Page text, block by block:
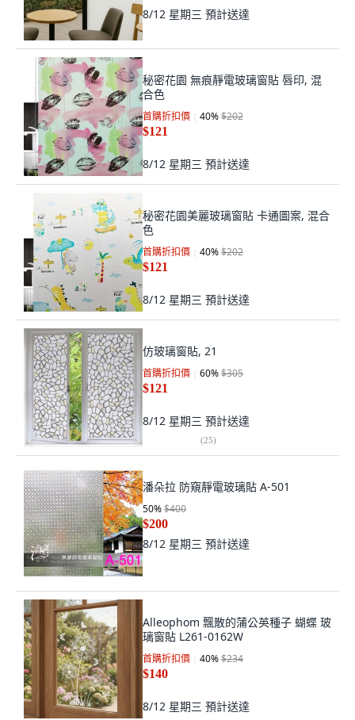
8/12 星期三 預計送達
秘密花園 無痕靜電玻璃窗貼 唇印, 混
合色
首購折扣價 40%$202
$121
8/12 星期三 預計送達
秘密花園美麗玻璃窗貼 卡通圖案, 混合
色
首購折扣價 40%$202
$121
8/12 星期三 預計送達
仿玻璃窗貼, 21
首購折扣價 60%$305
$121
8/12 星期三 預計送達
(25)
潘朵拉 防窺靜電玻璃貼 A-501
50%$400
$200
8/12 星期三 預計送達
Alleophom 飄散的蒲公英種子 蝴蝶 玻
璃窗貼 L261-0162W
首購折扣價 40%$234
$140
8/12 星期三 預計送達